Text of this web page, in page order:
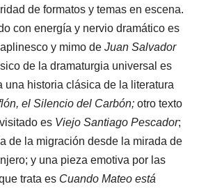
de formatos y temas en escena.
con energía y nervio dramático es
y mimo de Juan Salvador
de la dramaturgia universal es
una historia clásica de la literatura
el Silencio del Carbón; otro texto
es Viejo Santiago Pescador;
de la migración desde la mirada de
y una pieza emotiva por las
trata es Cuando Mateo está